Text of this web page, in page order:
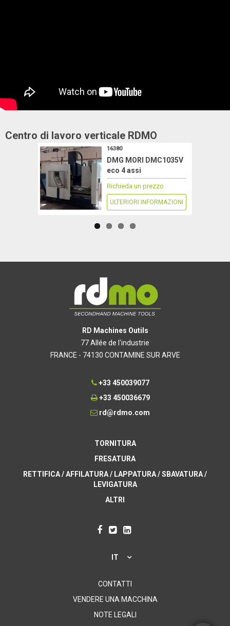
Centro di lavoro verticale RDMO
16380
DMG MORI DMC1035V
eco 4 assi
Richieda un prezzo
ULTERIORI INFORMAZIONI
RD Machines Outils
77 Allée de l'industrie
FRANCE - 74130 CONTAMINE SUR ARVE
+33 450039077
+33 450036679
rd@rdmo.com
TORNITURA
FRESATURA
RETTIFICA / AFFILATURA / LAPPATURA / SBAVATURA /
LEVIGATURA
ALTRI
IT
CONTATTI
VENDERE UNA MACCHINA
NOTE LEGALI